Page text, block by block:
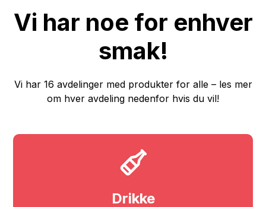
Vi har noe for enhver
smak!
Vi har 16 avdelinger med produkter for alle – les mer
om hver avdeling nedenfor hvis du vil!
Drikke